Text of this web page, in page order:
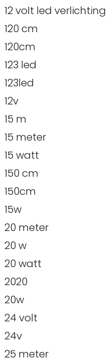
12 volt led verlichting
120 cm
120cm
123 led
123led
12v
15 m
15 meter
15 watt
150 cm
150cm
15w
20 meter
20 w
20 watt
2020
20w
24 volt
24v
25 meter